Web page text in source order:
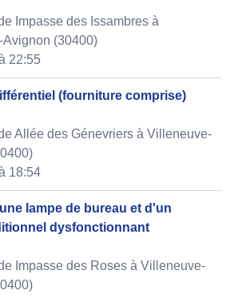
Impasse des Issambres à
(30400)
22:55
(fourniture comprise)
Allée des Génevriers à Villeneuve-
18:54
lampe de bureau et d'un
dysfonctionnant
Impasse des Roses à Villeneuve-